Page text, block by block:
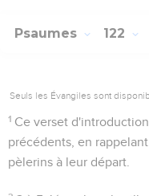
Psaumes 122
Seuls les Évangiles sont
1 Ce verset
précédents, en
pèlerins à leur départ.